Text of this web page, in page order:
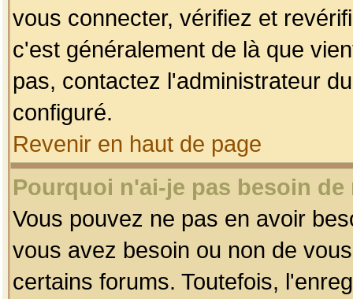
vous connecter, vérifiez et
c'est généralement de là que
pas, contactez l'administrateur
configuré.
Revenir en haut de page
Pourquoi n'ai-je pas besoin
Vous pouvez ne pas en avoir
vous avez besoin ou non de
certains forums. Toutefois,